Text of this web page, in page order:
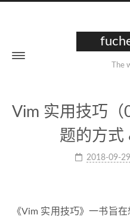
The
Vim 实用技巧（
题的方式
2018-09-29
《Vim 实用技巧》一书旨